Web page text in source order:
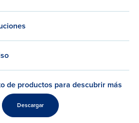
de productos para descubrir más
Descargar